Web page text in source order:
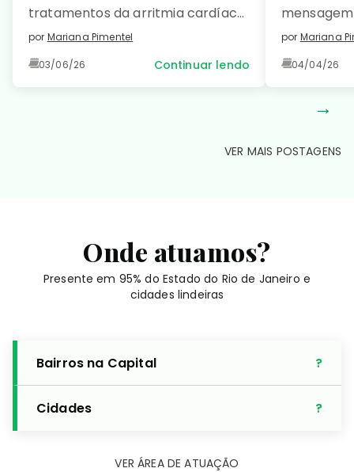
tratamentos da arritmia cardíaca
e saiba como prevenir essa
coração saudável. Leia no detalhe!
por Mariana Pimentel
03/06/26 Continuar lendo
como […]
por Mariana
04/04/26
→
VER MAIS POSTAGENS
Onde atuamos?
Presente em 95% do Estado do Rio de Janeiro e
cidades lindeiras
Bairros na Capital
Cidades
VER ÁREA DE ATUAÇÃO